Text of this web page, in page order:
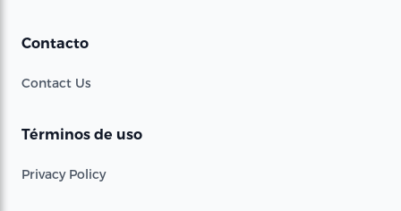
Contacto
Contact Us
Términos de uso
Privacy Policy